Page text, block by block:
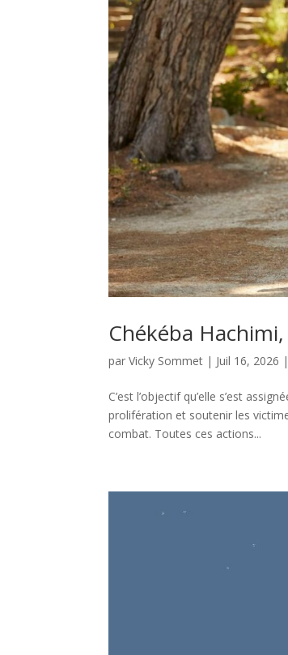
Chékéba
parVicky Sommet | Juil 16, 2026 |
C’est l’objectif qu’elle s’est
prolifération et soutenir les
combat. Toutes ces actions...